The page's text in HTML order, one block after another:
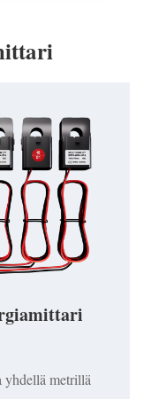
yhdellä metrillä